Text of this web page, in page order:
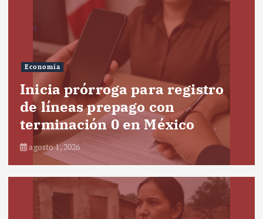
Economía
Inicia prórroga para registro
de líneas prepago con
terminación 0 en México
agosto 1, 2026